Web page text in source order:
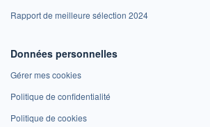
Rapport de meilleure sélection 2024
Données personnelles
Gérer mes cookies
Politique de confidentialité
Politique de cookies